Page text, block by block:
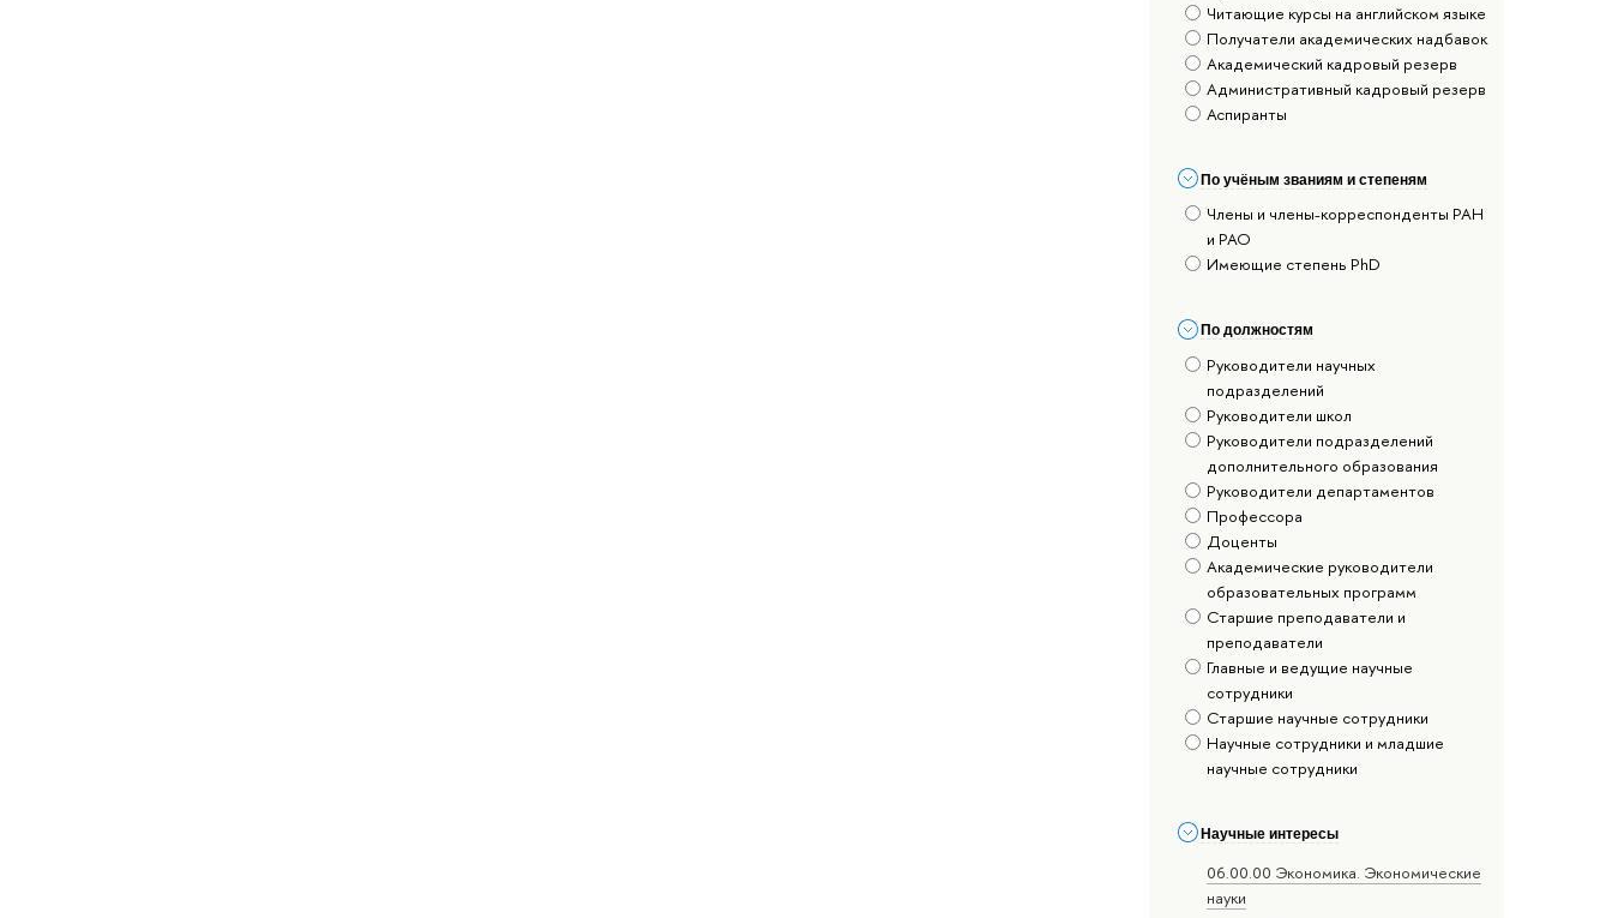
Читающие курсы на английском языке
Получатели академических надбавок
Академический кадровый резерв
Административный кадровый резерв
Аспиранты
По учёным званиям и степеням
Члены и члены-корреспонденты РАН
и РАО
Имеющие степень PhD
По должностям
Руководители научных
подразделений
Руководители школ
Руководители подразделений
дополнительного образования
Руководители департаментов
Профессора
Доценты
Академические руководители
образовательных программ
Старшие преподаватели и
преподаватели
Главные и ведущие научные
сотрудники
Старшие научные сотрудники
Научные сотрудники и младшие
научные сотрудники
Научные интересы
06.00.00 Экономика. Экономические
науки